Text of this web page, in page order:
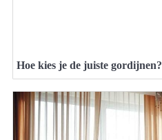
Hoe kies je de juiste gordijnen?